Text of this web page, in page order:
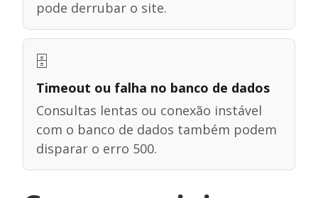
pode derrubar o site.
🗄️
Timeout ou falha no banco de dados
Consultas lentas ou conexão instável
com o banco de dados também podem
disparar o erro 500.